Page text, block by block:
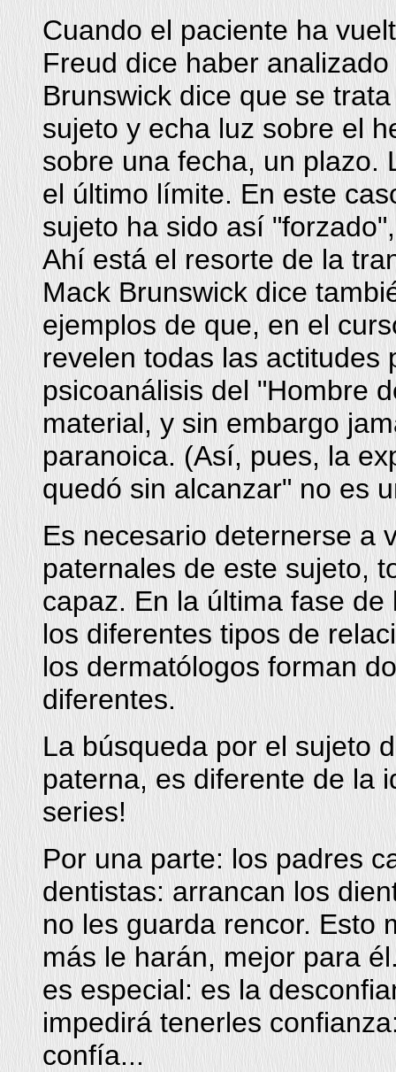
Cuando el paciente ha
Freud dice haber
Brunswick dice que se
sujeto y echa luz sobre el
sobre una fecha, un plazo.
el último límite. En este
sujeto ha sido así
Ahí está el resorte de la
Mack Brunswick dice
ejemplos de que, en el
revelen todas las actitudes
psicoanálisis del "Hombre
material, y sin embargo
paranoica. (Así, pues, la
quedó sin alcanzar" no es
Es necesario deternerse a
paternales de este sujeto,
capaz. En la última fase
los diferentes tipos de
los dermatólogos forman
diferentes.
La búsqueda por el sujeto
paterna, es diferente de la
series!
Por una parte: los padres
dentistas: arrancan los
no les guarda rencor. Esto
más le harán, mejor para
es especial: es la
impedirá tenerles
confía...